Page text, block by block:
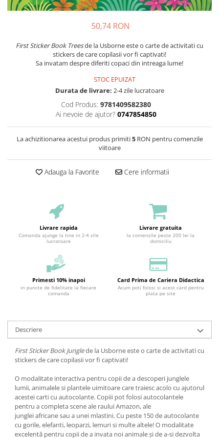
50,74 RON
First Sticker Book Treesde la Usborne este o carte de activitati cu
stickers de care copilasii vor fi captivati!
Sa invatam despre diferiti copaci din intreaga lume!
STOC EPUIZAT
Durata de livrare: 2-4 zile lucratoare
Cod Produs: 9781409582380
Ai nevoie de ajutor? 0747854850
La achizitionarea acestui produs primiti5RON pentru comenzile
viitoare
Adauga la Favorite Cere informatii
Livrare rapida
Comanda ajunge la tine in 2-4 zile
lucratoare
Livrare gratuita
la comenzile peste 200 lei la
domiciliu
Primesti 10% inapoi
in puncte de fidelitate la fiecare
comanda
Card Prima de Cariera Didactica
Acum poti folosi si acest card pentru
plata pe site
Descriere
First Sticker Book Junglede la Usborne este o carte de activitati cu
stickers de care copilasii vor fi captivati!
O modalitate interactiva pentru copii de a descoperi junglele
lumii, animalele si plantele uimitoare care traiesc acolo cu ajutorul
acestei carti cu autocolante. Copiii pot folosi autocolantele
pentru a completa scene ale raului Amazon, ale
junglei africane sau a unei mlastini. Cu peste 150 de autocolante
cu gorile, elefanti, leoparzi, lemuri si multe altele! O modalitate
excelentă pentru copii de a invata noi animale și de a-si dezvolta